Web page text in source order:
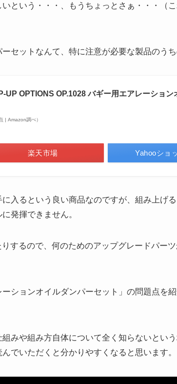
という・・・、もうちょっとさぁ・・・（
セットなんて、特に注意が必要な製品のうち
UP OPTIONS OP.1028 バギー用エアレーション
| Amazon調べ）
楽天市場 Yahooショ
入るという良い商品なのですが、組み上げる
発揮できません。
するので、何のためのアップグレードパー
ションオイルダンパーセット」の問題点を
みや組み方自体について全く知らないとい
でいただくと分かりやすくなると思います。